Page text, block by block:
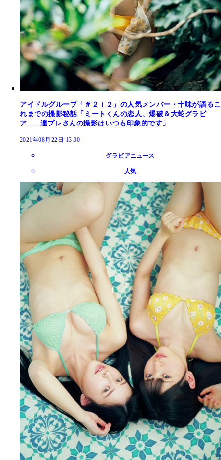
アイドルグループ「＃２ｉ２」の人気メンバー・十味が語るこ
れまでの撮影秘話「ミートくんの恋人、爆破＆大蛇グラビ
ア......週プレさんの撮影はいつも印象的です」
2021年08月22日 13:00
グラビアニュース
人気